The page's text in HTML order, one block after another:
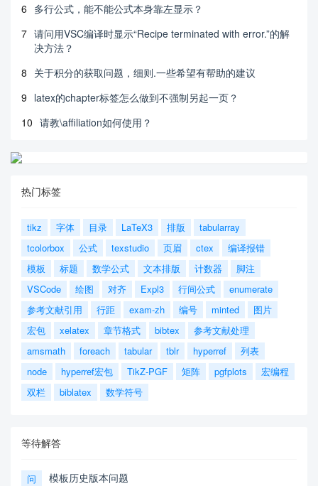
6 多行公式，能不能公式本身靠左显示？
7 请问用VSC编译时显示“Recipe terminated with error.”的解
决方法？
8 关于积分的获取问题，细则.一些希望有帮助的建议
9 latex的chapter标签怎么做到不强制另起一页？
10 请教\affiliation如何使用？
热门标签
tikz 字体 目录 LaTeX3 排版
tabularray
tcolorbox
公式 texstudio 页眉 ctex
编译报错
模板
标题 数学公式 文本排版 计数器
脚注
VSCode
绘图 对齐 Expl3 行间公式
enumerate
参考文献引用
行距 exam-zh 编号 minted
图片
宏包
xelatex 章节格式 bibtex
参考文献处理
amsmath
foreach tabular tblr hyperref
列表
node
hyperref宏包 TikZ-PGF 矩阵 pgfplots
宏编程
双栏
biblatex 数学符号
等待解答
问 模板历史版本问题